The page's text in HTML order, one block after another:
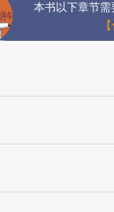
本书以下章节需